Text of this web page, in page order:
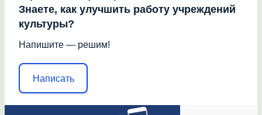
Знаете, как улучшить работу учреждений
культуры?
Напишите — решим!
Написать